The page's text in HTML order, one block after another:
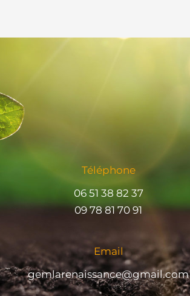
Téléphone
06 51 38 82 37
09 78 81 70 91
Email
gemlarenaissance@gmail.com